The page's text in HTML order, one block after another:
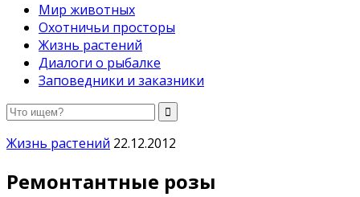
Мир животных
Охотничьи просторы
Жизнь растений
Диалоги о рыбалке
Заповедники и заказники
Жизнь растений 22.12.2012
Ремонтантные розы